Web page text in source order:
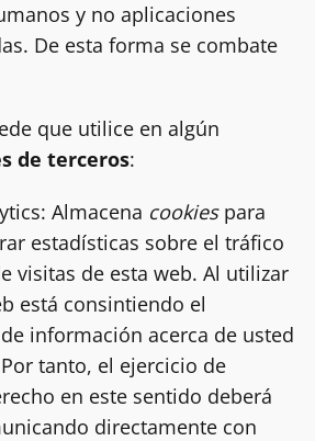
y no aplicaciones
De esta forma se combate
que utilice en algún
de terceros:
Almacena cookiespara
estadísticas sobre el tráfico
visitas de esta web. Al utilizar
está consintiendo el
información acerca de usted
tanto, el ejercicio de
en este sentido deberá
directamente con